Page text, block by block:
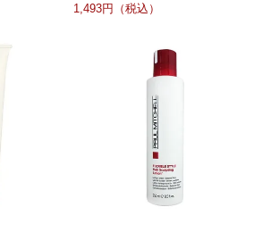
1,493